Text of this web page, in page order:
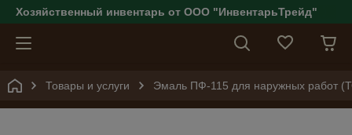
Хозяйственный инвентарь от ООО "ИнвентарьТрейд"
Товары и услуги Эмаль ПФ-115 для наружных